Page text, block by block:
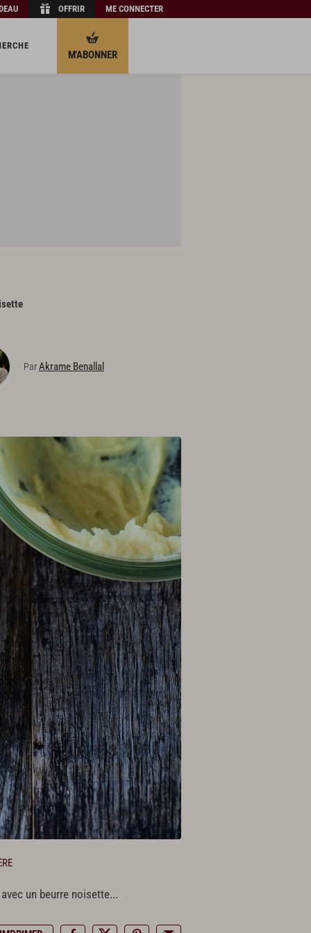
OFFRIR ME CONNECTER
M'ABONNER
ParAkrame Benallal
un beurre noisette...